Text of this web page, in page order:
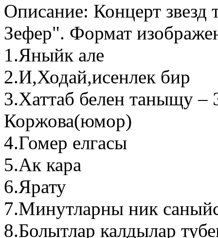
Описание: Концерт звезд
Зефер". Формат
1.Яныйк але
2.И,Ходай,исенлек бир
3.Хаттаб белен таныщу
Коржова(юмор)
4.Гомер елгасы
5.Ак кара
6.Ярату
7.Минутларны ник
8.Болытлар калдылар